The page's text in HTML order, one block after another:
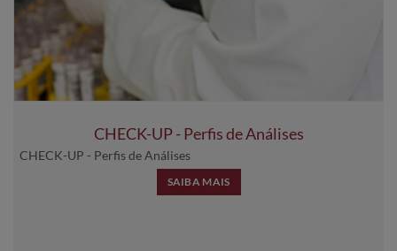
CHECK-UP - Perfis de Análises
CHECK-UP - Perfis de Análises
SAIBA MAIS